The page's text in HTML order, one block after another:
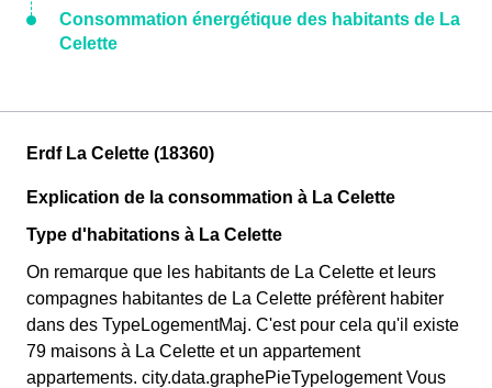
Consommation énergétique des habitants de La
Celette
Erdf La Celette (18360)
Explication de la consommation à La Celette
Type d'habitations à La Celette
On remarque que les habitants de La Celette et leurs
compagnes habitantes de La Celette préfèrent habiter
dans des TypeLogementMaj. C'est pour cela qu'il existe
79 maisons à La Celette et un appartement
appartements. city.data.graphePieTypelogement Vous